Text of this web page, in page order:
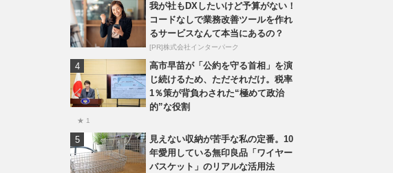
我が社もDXしたいけど予算がない！
コードなしで業務改善ツールを作れ
るサービスなんて本当にあるの？
[PR]株式会社インターパーク
高市早苗が「公約を守る首相」を演
じ続けるため、ただそれだけ。税率
1％策が背負わされた“極めて政治
的”な役割
★ 1
見えない収納が苦手な私の定番。10
年愛用している無印良品「ワイヤー
バスケット」のリアルな活用法